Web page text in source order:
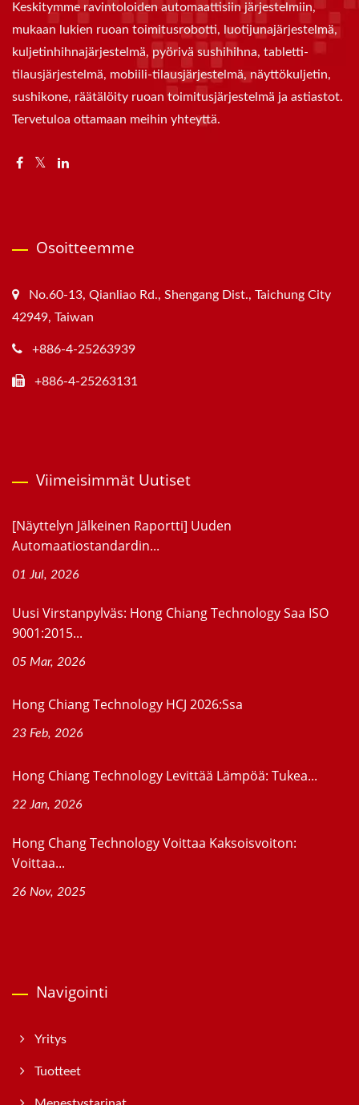
Keskitymme ravintoloiden automaattisiin järjestelmiin,
mukaan lukien ruoan toimitusrobotti, luotijunajärjestelmä,
kuljetinhihnajärjestelmä, pyörivä sushihihna, tabletti-
tilausjärjestelmä, mobiili-tilausjärjestelmä, näyttökuljetin,
sushikone, räätälöity ruoan toimitusjärjestelmä ja astiastot.
Tervetuloa ottamaan meihin yhteyttä.
Osoitteemme
No.60-13, Qianliao Rd., Shengang Dist., Taichung City
42949, Taiwan
+886-4-25263939
+886-4-25263131
Viimeisimmät Uutiset
[Näyttelyn Jälkeinen Raportti] Uuden
Automaatiostandardin...
01 Jul, 2026
Uusi Virstanpylväs: Hong Chiang Technology Saa ISO
9001:2015...
05 Mar, 2026
Hong Chiang Technology HCJ 2026:ssa
23 Feb, 2026
Hong Chiang Technology Levittää Lämpöä: Tukea...
22 Jan, 2026
Hong Chang Technology Voittaa Kaksoisvoiton:
Voittaa...
26 Nov, 2025
Navigointi
Yritys
Tuotteet